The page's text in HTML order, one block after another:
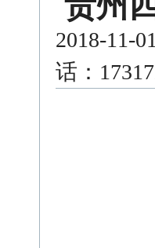
2018-11-
话：